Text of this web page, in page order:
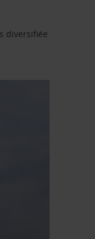
diversifiée